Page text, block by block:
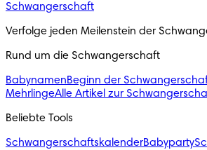
Schwangerschaft
Verfolge jeden Meilenstein der
Rund um die Schwangerschaft
BabynamenBeginn der
MehrlingeAlle Artikel zur
Beliebte Tools
SchwangerschaftskalenderBabyparty